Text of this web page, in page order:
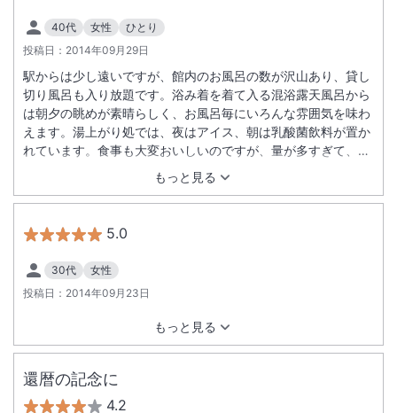
40代 女性
ひとり
投稿日： 2014年09月29日
もっと見る
駅からは少し遠いですが、館内のお風呂の数が沢山あり、貸し
切り風呂も入り放題です。浴み着を着て入る混浴露天風呂から
は朝夕の眺めが素晴らしく、お風呂毎にいろんな雰囲気を味わ
えます。湯上がり処では、夜はアイス、朝は乳酸菌飲料が置か
れています。食事も大変おいしいのですが、量が多すぎて、お
腹がはち切れそうになるのが少し困りものです。食事の質はそ
のまま、量を減らしたプランがあれば、もっと頻繁に利用した
いです。
5.0
30代
女性
投稿日： 2014年09月23日
もっと見る
還暦の記念に
4.2